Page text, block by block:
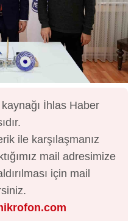
İhlas Haber
ile karşılaşmanız
mail adresimize
için mail